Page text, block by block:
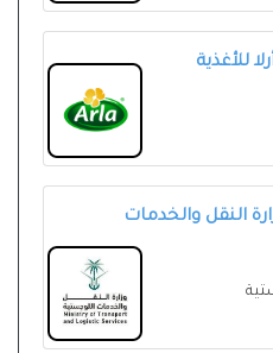
للأغذية
النقل والخدمات